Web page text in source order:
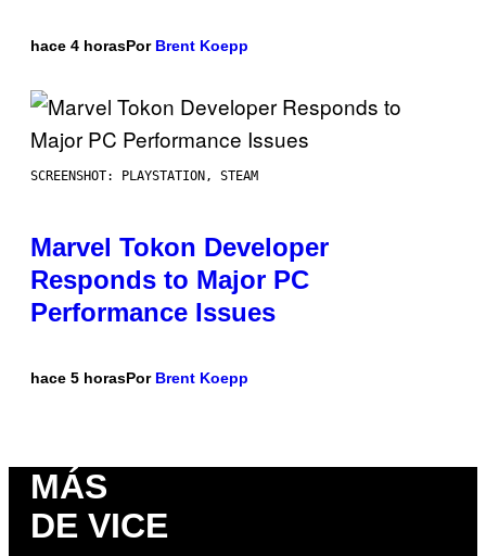
hace 4 horasPor Brent Koepp
SCREENSHOT: PLAYSTATION, STEAM
Marvel Tokon Developer
Responds to Major PC
Performance Issues
hace 5 horasPor Brent Koepp
MÁS
DE VICE